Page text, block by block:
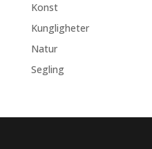
Konst
Kungligheter
Natur
Segling